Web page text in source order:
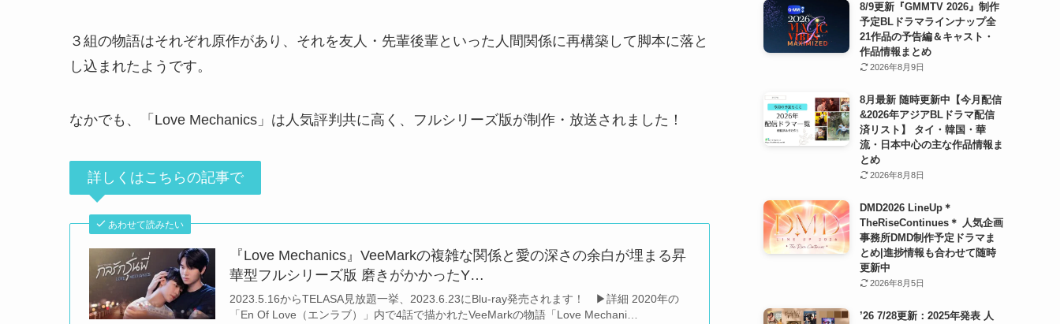
３組の物語はそれぞれ原作があり、それを友人・先輩後輩といった人間関係に再構築して脚本に落と
し込まれたようです。
なかでも、「Love Mechanics」は人気評判共に高く、フルシリーズ版が制作・放送されました！
詳しくはこちらの記事で
あわせて読みたい
『Love Mechanics』VeeMarkの複雑な関係と愛の深さの余白が埋まる昇
華型フルシリーズ版 磨きがかかったY…
2023.5.16からTELASA見放題一挙、2023.6.23にBlu-ray発売されます！ ▶︎詳細 2020年の
「En Of Love（エンラブ）」内で4話で描かれたVeeMarkの物語「Love Mechani…
8/9更新『GMMTV 2026』制作
予定BLドラマラインナップ全
21作品の予告編＆キャスト・
作品情報まとめ
2026年8月9日
8月最新 随時更新中【今月配信
&2026年アジアBLドラマ配信
済リスト】 タイ・韓国・華
流・日本中心の主な作品情報ま
とめ
2026年8月8日
DMD2026 LineUp＊
TheRiseContinues＊ 人気企画
事務所DMD制作予定ドラマま
とめ|進捗情報も合わせて随時
更新中
2026年8月5日
’26 7/28更新：2025年発表 人